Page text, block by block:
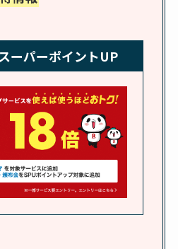
こ？楽天・amazonで
れの口コミも調査
しまむら布団セット
の料金は？セール・
半額になるのはい
つ？激安販売店・通
販も調査
karseellはどこで売っ
ーパーポイントUP